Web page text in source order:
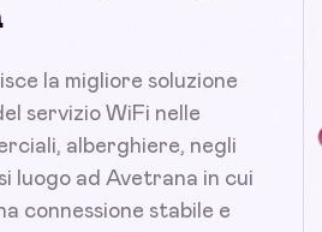
la migliore soluzione
servizio WiFi nelle
alberghiere, negli
luogo ad Avetrana in cui
connessione stabile e